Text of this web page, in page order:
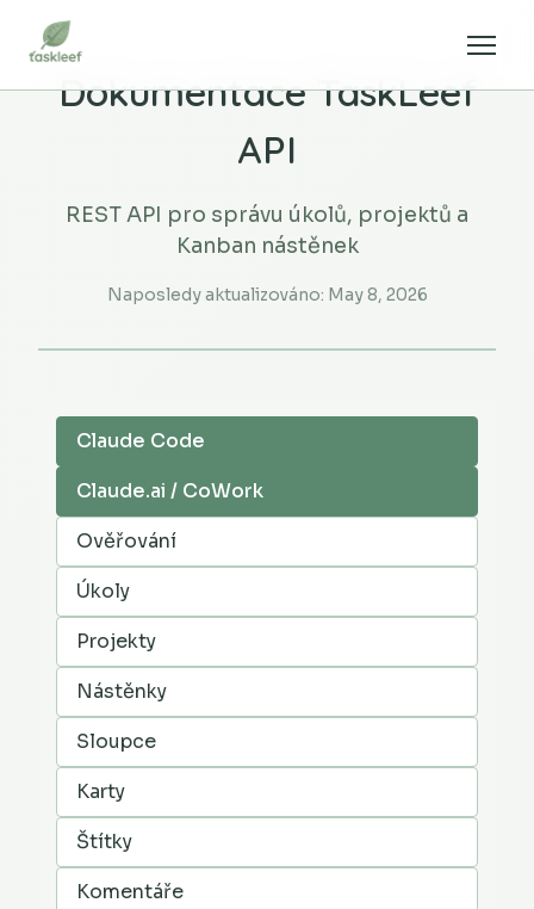
Dokumentace TaskLeef
API
REST API pro správu úkolů, projektů a
Kanban nástěnek
Naposledy aktualizováno: May 8, 2026
Claude Code
Claude.ai / CoWork
Ověřování
Úkoly
Projekty
Nástěnky
Sloupce
Karty
Štítky
Komentáře